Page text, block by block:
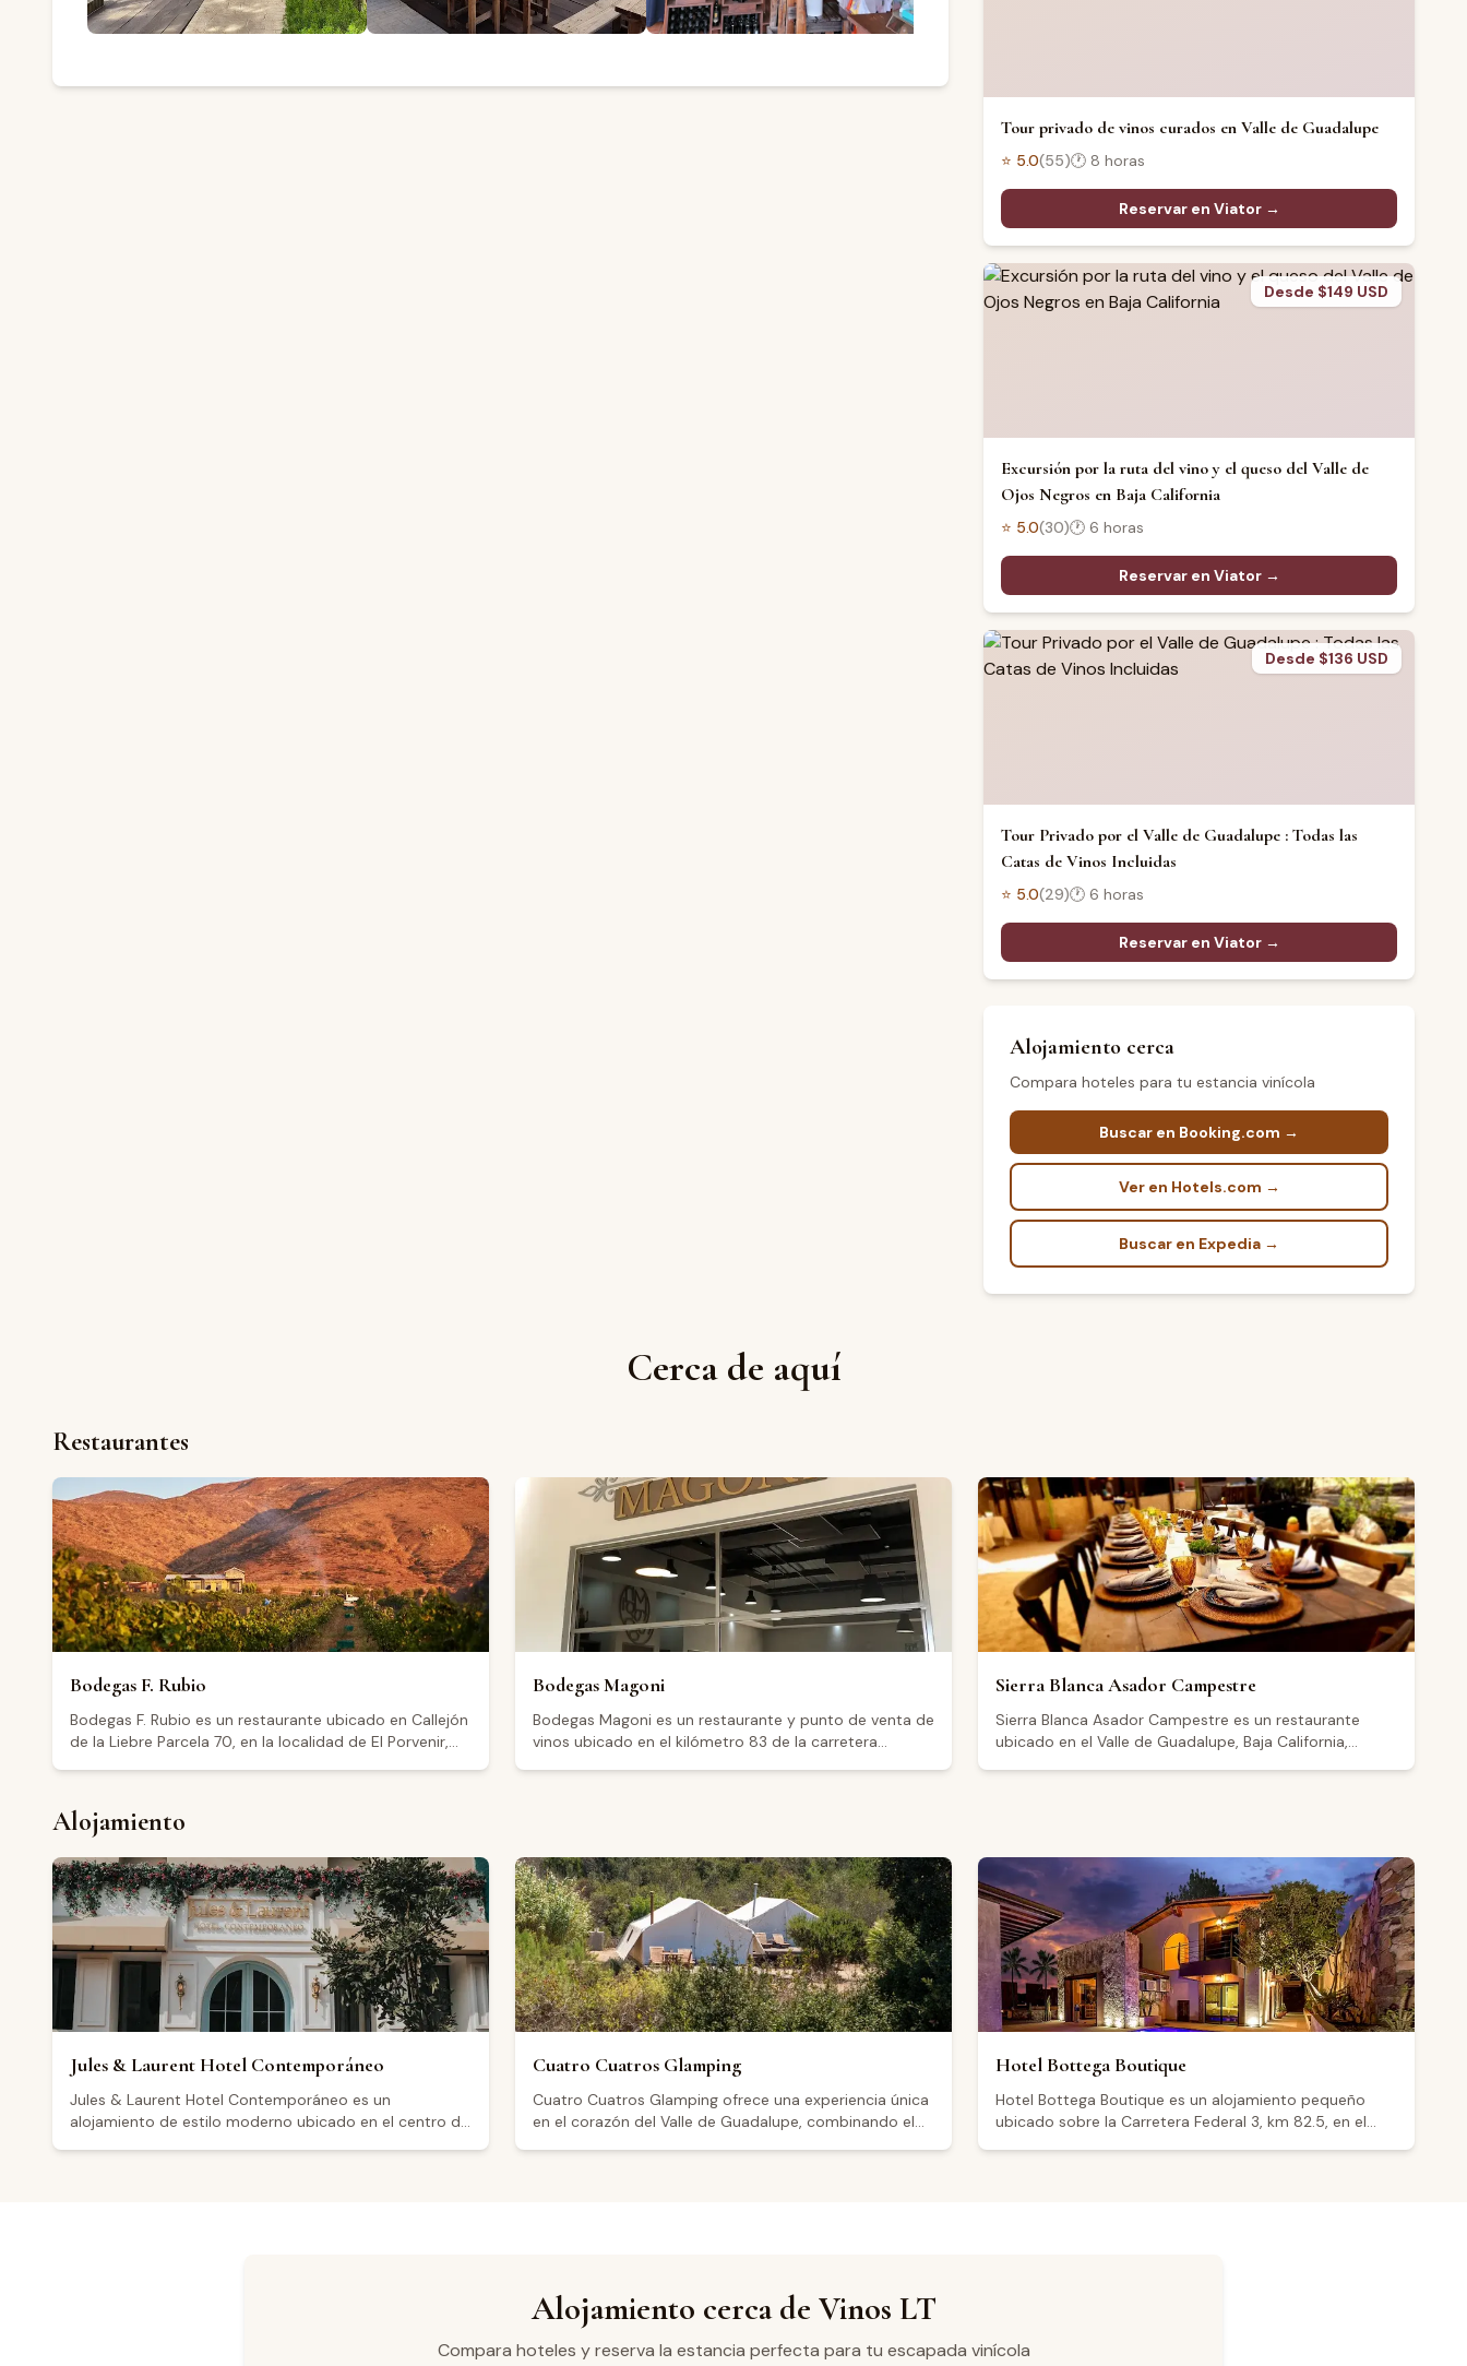
Tour privado de vinos curados en Valle de Guadalupe
⭐ 5.0(55)🕐 8 horas
Reservar en Viator →
Desde $149 USD
Excursión por la ruta del vino y el queso del Valle de
Ojos Negros en Baja California
⭐ 5.0(30)🕐6 horas
Reservar en Viator →
Desde $136 USD
Tour Privado por el Valle de Guadalupe : Todas las
Catas de Vinos Incluidas
⭐ 5.0(29)🕐6 horas
Reservar en Viator →
Alojamiento cerca
Compara hoteles para tu estancia vinícola
Buscar en Booking.com →
Ver en Hotels.com →
Buscar en Expedia →
Cerca de aquí
Restaurantes
Bodegas F. Rubio
Bodegas F. Rubio es un restaurante ubicado en Callejón
de la Liebre Parcela 70, en la localidad de El Porvenir,
sobre 392 reseñas en Google. Los visitantes destacan
la calidad de la comida, el ambiente agradable y la
lugar es apto para eventos privados y que cuenta con
vistas panorámicas. El restaurante abre jueves y lunes
de 11:00 a 18:00, viernes de 00:00 a 19:00, y sábados y
domingos de 12:00 a 19:00; permanece cerrado los
martes y miércoles.
Bodegas Magoni
Bodegas Magoni es un restaurante y punto de venta de
vinos ubicado en el kilómetro 83 de la carretera
17:00 horas, con extensión hasta las 18:00 los sábados.
Los visitantes destacan el ambiente relajado al aire
libre, con mesas bajo árboles, y mencionan opciones
de alimentos como paninis, quesos y embutidos, así
como una selección de vinos a distintos precios.
Sierra Blanca Asador Campestre
Sierra Blanca Asador Campestre es un restaurante
ubicado en el Valle de Guadalupe, Baja California,
destacan la calidad de los ingredientes, el ambiente
campestre y las opciones de desayuno, mencionando
platillos como chilaquiles, omelettes y birria entre sus
pedidos. El restaurante ofrece un entorno apropiado
para quienes exploran la región vinícola del Valle de
Guadalupe.
Alojamiento
Jules & Laurent Hotel Contemporáneo
Jules & Laurent Hotel Contemporáneo es un
alojamiento de estilo moderno ubicado en el centro de
filtrarse algo de ruido exterior. Su ubicación céntrica lo
Cuatro Cuatros Glamping
Cuatro Cuatros Glamping ofrece una experiencia única
en el corazón del Valle de Guadalupe, combinando el
Hotel Bottega Boutique
Hotel Bottega Boutique es un alojamiento pequeño
ubicado sobre la Carretera Federal 3, km 82.5, en el
las camas y la tranquilidad del entorno, mientras que
otros señalan problemas con el ruido nocturno y la
Alojamiento cerca de Vinos LT
Compara hoteles y reserva la estancia perfecta para tu escapada vinícola